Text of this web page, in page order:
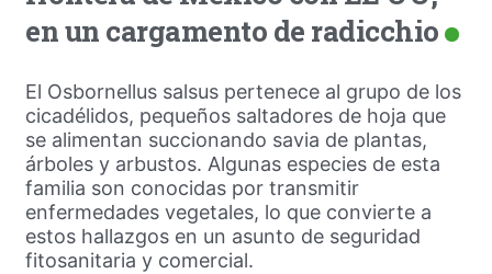
en un cargamento de radicchio
El Osbornellus salsus pertenece al grupo de los
cicadélidos, pequeños saltadores de hoja que
se alimentan succionando savia de plantas,
árboles y arbustos. Algunas especies de esta
familia son conocidas por transmitir
enfermedades vegetales, lo que convierte a
estos hallazgos en un asunto de seguridad
fitosanitaria y comercial.